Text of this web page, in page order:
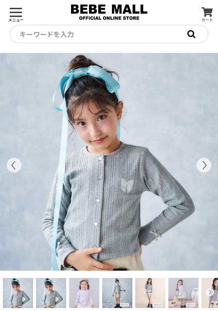
メニュー カート
キーワードを入力